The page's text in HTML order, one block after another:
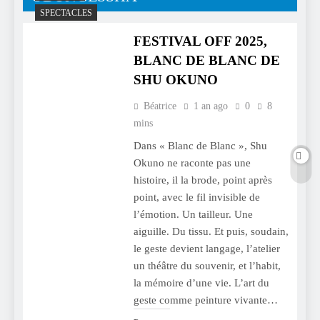
SPECTACLES
FESTIVAL OFF 2025,
BLANC DE BLANC DE
SHU OKUNO
Béatrice 1 an ago 0
8
mins
Dans « Blanc de Blanc », Shu
Okuno ne raconte pas une
histoire, il la brode, point après
point, avec le fil invisible de
l’émotion. Un tailleur. Une
aiguille. Du tissu. Et puis, soudain,
le geste devient langage, l’atelier
un théâtre du souvenir, et l’habit,
la mémoire d’une vie. L’art du
geste comme peinture vivante…